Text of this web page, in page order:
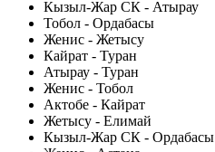
Кызыл-Жар СК - Атырау
Тобол - Ордабасы
Женис - Жетысу
Кайрат - Туран
Атырау - Туран
Женис - Тобол
Актобе - Кайрат
Жетысу - Елимай
Кызыл-Жар СК - Ордабасы